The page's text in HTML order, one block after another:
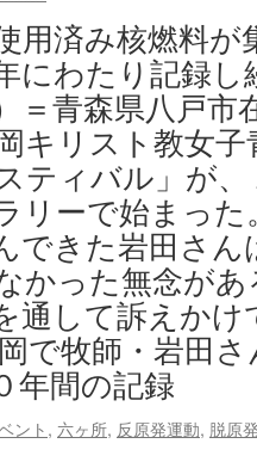
用済み核燃料が
にわたり記録
＝青森県八戸市
キリスト教女子
ティバル」が
リーで始まっ
できた岩田さん
かった無念が
通して訴えか
で牧師・岩田さ
年間の記録
ント, 六ヶ所, 反原発運動, 脱原